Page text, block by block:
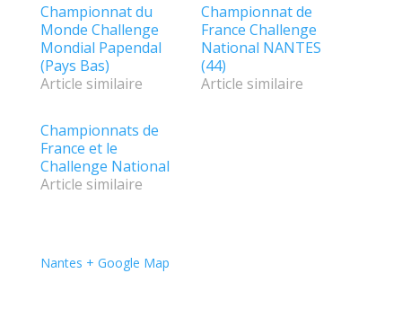
Championnat du
Monde Challenge
Mondial Papendal
(Pays Bas)
Article similaire
Championnat de
France Challenge
National NANTES
(44)
Article similaire
Championnats de
France et le
Challenge National
Article similaire
Nantes + Google Map